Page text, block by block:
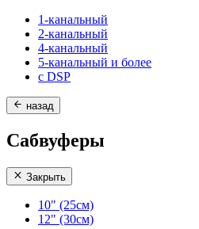
1-канальный
2-канальный
4-канальный
5-канальный и более
с DSP
назад
Сабвуферы
Закрыть
10" (25см)
12" (30см)